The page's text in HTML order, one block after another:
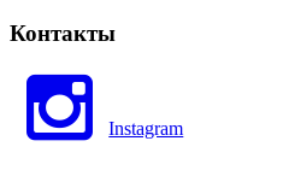
Контакты
Instagram